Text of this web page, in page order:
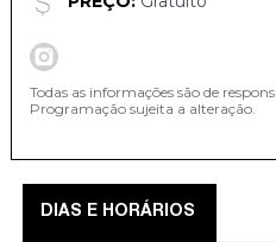
Todas as informações são de
Programação sujeita a alteração.
DIAS E HORÁRIOS